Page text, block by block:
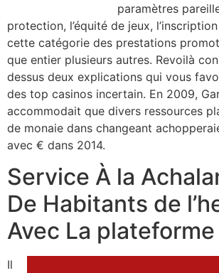
paramètres
protection, l’équité de jeux,
cette catégorie des prestations
que entier plusieurs autres. Revoilà
dessus deux explications qui vous
des top casinos incertain. En 2009,
accommodait que divers ressources
de monaie dans changeant
avec € dans 2014.
Service À la
De Habitants de
Avec La
Il